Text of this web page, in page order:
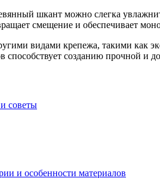
шкант можно слегка
смещение и обеспечивает
видами крепежа, такими как
способствует созданию прочной и